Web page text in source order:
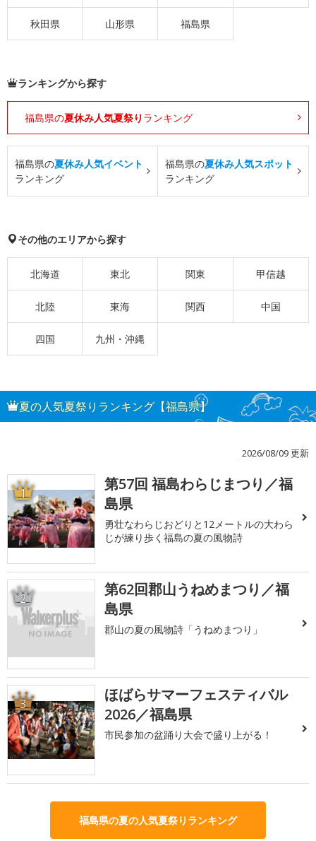
秋田県 山形県 福島県
ランキングから探す
福島県の夏休み人気夏祭り ランキング
福島県の夏休み人気イベント
ランキング
福島県の夏休み人気スポット
ランキング
その他のエリアから探す
北海道 東北 関東 甲信越
北陸 東海 関西 中国
四国 九州・沖縄
夏の人気夏祭りランキング【福島県】
2026/08/09 更新
1
第57回 福島わらじまつり／福
島県
勇壮なわらじおどりと12メートルの大わら
じが練り歩く福島の夏の風物詩
2
第62回郡山うねめまつり／福
島県
郡山の夏の風物詩「うねめまつり」
3
ほばらサマーフェスティバル
2026／福島県
市民参加の盆踊り大会で盛り上がる！
福島県の夏の人気夏祭りランキング